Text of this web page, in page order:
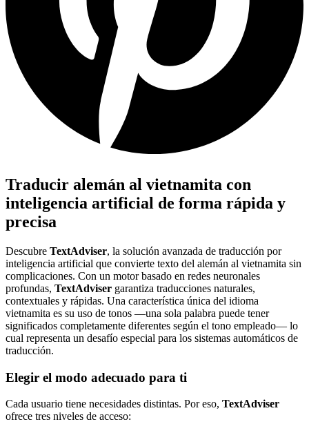
Traducir alemán al vietnamita con
inteligencia artificial de forma rápida y
precisa
Descubre TextAdviser, la solución avanzada de traducción por
inteligencia artificial que convierte texto del alemán al vietnamita sin
complicaciones. Con un motor basado en redes neuronales
profundas, TextAdviser garantiza traducciones naturales,
contextuales y rápidas. Una característica única del idioma
vietnamita es su uso de tonos —una sola palabra puede tener
significados completamente diferentes según el tono empleado— lo
cual representa un desafío especial para los sistemas automáticos de
traducción.
Elegir el modo adecuado para ti
Cada usuario tiene necesidades distintas. Por eso, TextAdviser
ofrece tres niveles de acceso: